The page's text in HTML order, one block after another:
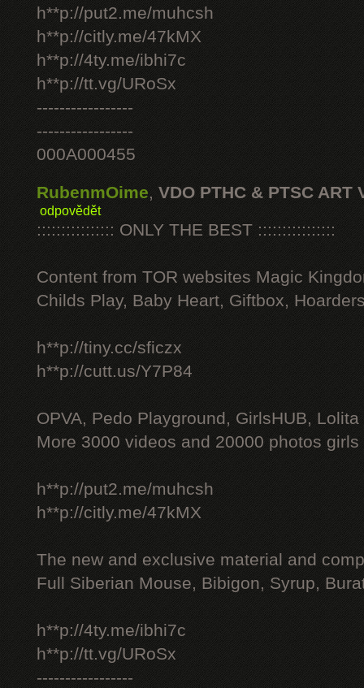
h**p://put2.me/muhcsh
h**p://citly.me/47kMX
h**p://4ty.me/ibhi7c
h**p://tt.vg/URoSx
-----------------
-----------------
000A000455
RubenmOime, VDO PTHC & PTSC ART
odpovědět
:::::::::::::::: ONLY THE BEST ::::::::::::::::
Content from TOR websites Magic
Childs Play, Baby Heart, Giftbox,
h**p://tiny.cc/sficzx
h**p://cutt.us/Y7P84
OPVA, Pedo Playground, GirlsHUB, Lolita
More 3000 videos and 20000 photos
h**p://put2.me/muhcsh
h**p://citly.me/47kMX
The new and exclusive material and
Full Siberian Mouse, Bibigon, Syrup,
h**p://4ty.me/ibhi7c
h**p://tt.vg/URoSx
-----------------